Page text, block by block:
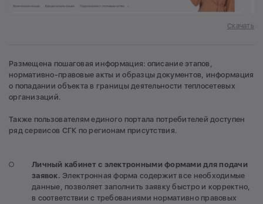
Скачать
Размещена пошаговая информация: описание этапов,
нормативно-правовые акты и образцы документов, информация
о попадании объекта в границы деятельности теплосетевых
организаций.
Также пользователям единого портала потребителей доступен
ряд сервисов СГК по регионам присутствия.
Личный кабинет с электронными формами для подачи
заявок. Электронная форма содержит все необходимые
данные, позволяет заполнить заявку быстро и корректно,
в соответствии с требованиями нормативно правовых